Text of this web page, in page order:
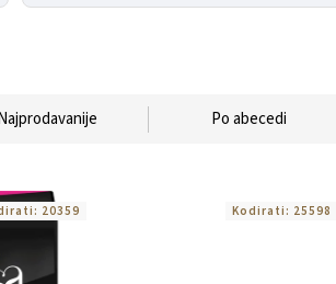
Po abecedi
20359 Kodirati: 25598